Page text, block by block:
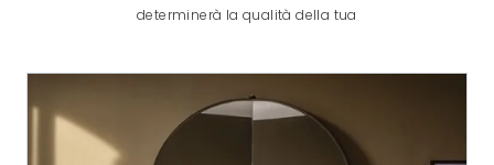
determinerà la qualità della tua